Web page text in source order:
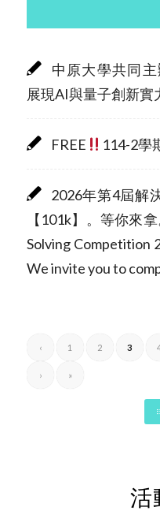
中原大學共同
展現AI與量子創新實
FREE 114-2學
2026年第4屆解
【101k】。等你來
Solving Competition
We invite you to
‹ 1 2 3
› »
活